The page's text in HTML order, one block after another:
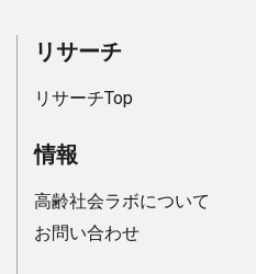
リサーチ
リサーチTop
情報
高齢社会ラボについて
お問い合わせ